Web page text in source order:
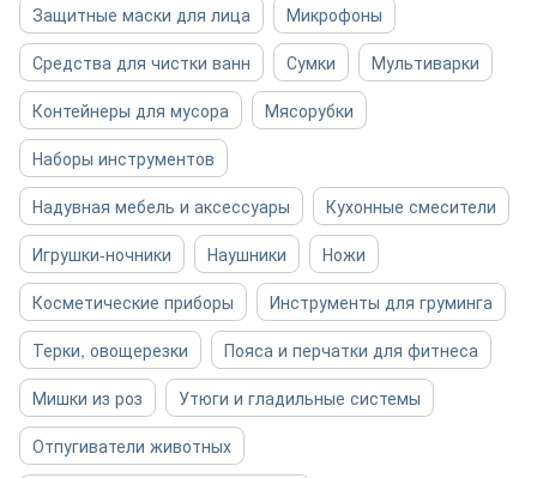
Защитные маски для лица
Микрофоны
Средства для чистки ванн
Сумки
Мультиварки
Контейнеры для мусора
Мясорубки
Наборы инструментов
Надувная мебель и аксессуары
Кухонные смесители
Игрушки-ночники
Наушники
Ножи
Косметические приборы
Инструменты для груминга
Терки, овощерезки
Пояса и перчатки для фитнеса
Мишки из роз
Утюги и гладильные системы
Отпугиватели животных